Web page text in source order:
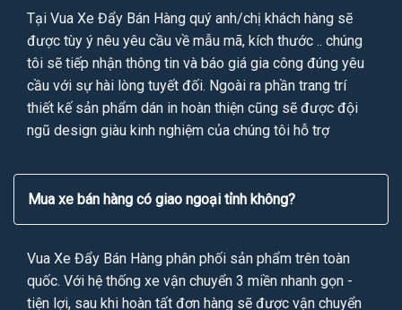
Tại Vua Xe Đẩy Bán Hàng quý anh/chị khách hàng sẽ
được tùy ý nêu yêu cầu về mẫu mã, kích thước .. chúng
tôi sẽ tiếp nhận thông tin và báo giá gia công đúng yêu
cầu với sự hài lòng tuyết đối. Ngoài ra phần trang trí
thiết kế sản phẩm dán in hoàn thiện cũng sẽ được đội
ngũ design giàu kinh nghiệm của chúng tôi hỗ trợ
Mua xe bán hàng có giao ngoại tỉnh không?
Vua Xe Đẩy Bán Hàng phân phối sản phẩm trên toàn
quốc. Với hệ thống xe vận chuyển 3 miền nhanh gọn -
tiện lợi, sau khi hoàn tất đơn hàng sẽ được vận chuyển